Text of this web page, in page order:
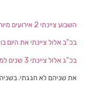
השבוע ציינתי 2 אירועים מיוחדים:
בכ"ב אלול ציינתי את היום
בכ"ג אלול ציינתי 3 שנים למתן הגט
את שניהם לא חגגתי.